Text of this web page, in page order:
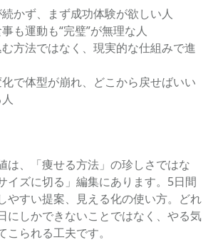
かず、まず成功体験が欲しい人
も運動も“完璧”が無理な人
方法ではなく、現実的な仕組みで進
で体型が崩れ、どこから戻せばいい
は、「痩せる方法」の珍しさではな
イズに切る」編集にあります。5日間
やすい提案、見える化の使い方。どれ
にしかできないことではなく、やる気
られる工夫です。